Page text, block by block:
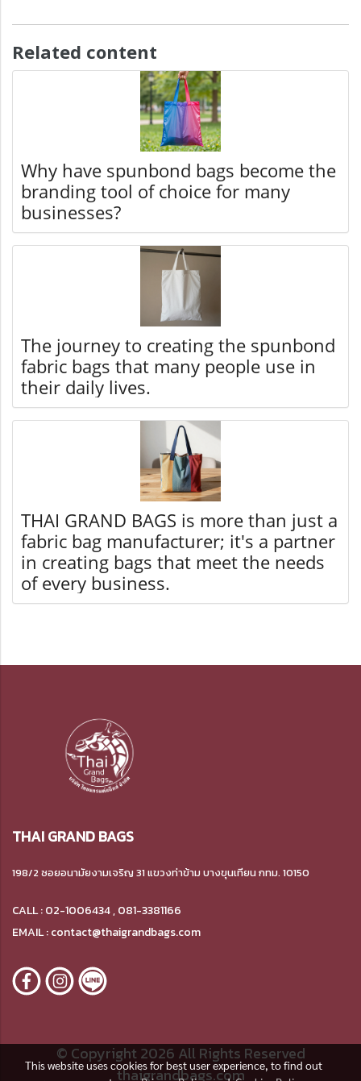
Related content
Why have spunbond bags become the
branding tool of choice for many
businesses?
The journey to creating the spunbond
fabric bags that many people use in
their daily lives.
THAI GRAND BAGS is more than just a
fabric bag manufacturer; it's a partner
in creating bags that meet the needs
of every business.
THAI GRAND BAGS
198/2 ซอยอนามัยงามเจริญ 31 แขวงท่าข้าม บางขุนเทียน กทม. 10150
CALL : 02-1006434 , 081-3381166
EMAIL : contact@thaigrandbags.com
© Copyright 2026 All Rights Reserved
thaigrandbags.com
This website uses cookies for best user experience, to find out